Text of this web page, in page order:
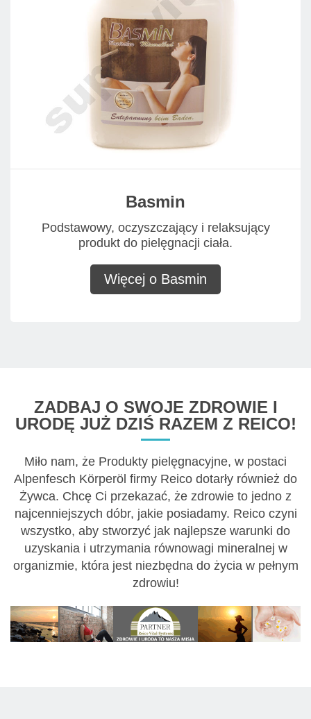
Basmin
Podstawowy, oczyszczający i relaksujący
produkt do pielęgnacji ciała.
Więcej o Basmin
ZADBAJ O SWOJE ZDROWIE I
URODĘ JUŻ DZIŚ RAZEM Z REICO!
Miło nam, że Produkty pielęgnacyjne, w postaci
Alpenfesch Körperöl firmy Reico dotarły również do
Żywca. Chcę Ci przekazać, że zdrowie to jedno z
najcenniejszych dóbr, jakie posiadamy. Reico czyni
wszystko, aby stworzyć jak najlepsze warunki do
uzyskania i utrzymania równowagi mineralnej w
organizmie, która jest niezbędna do życia w pełnym
zdrowiu!